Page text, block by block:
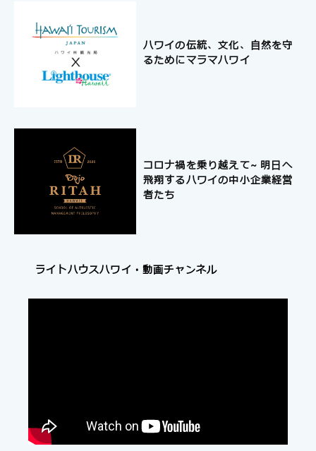
ハワイの伝統、文化、自然を守
るためにマラマハワイ
コロナ禍を乗り越えて~ 明日へ
飛翔するハワイの中小企業経営
者たち
ライトハウスハワイ・動画チャンネル